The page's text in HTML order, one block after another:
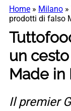
Home » Milano »
prodotti di falso
un
Made in
Il premier